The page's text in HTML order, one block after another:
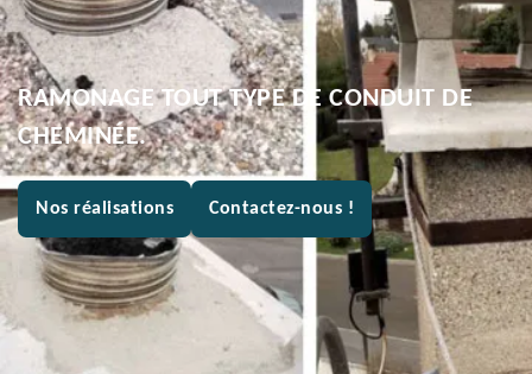
RAMONAGE TOUT TYPE DE CONDUIT DE
CHEMINÉE.
Nos réalisations Contactez-nous !